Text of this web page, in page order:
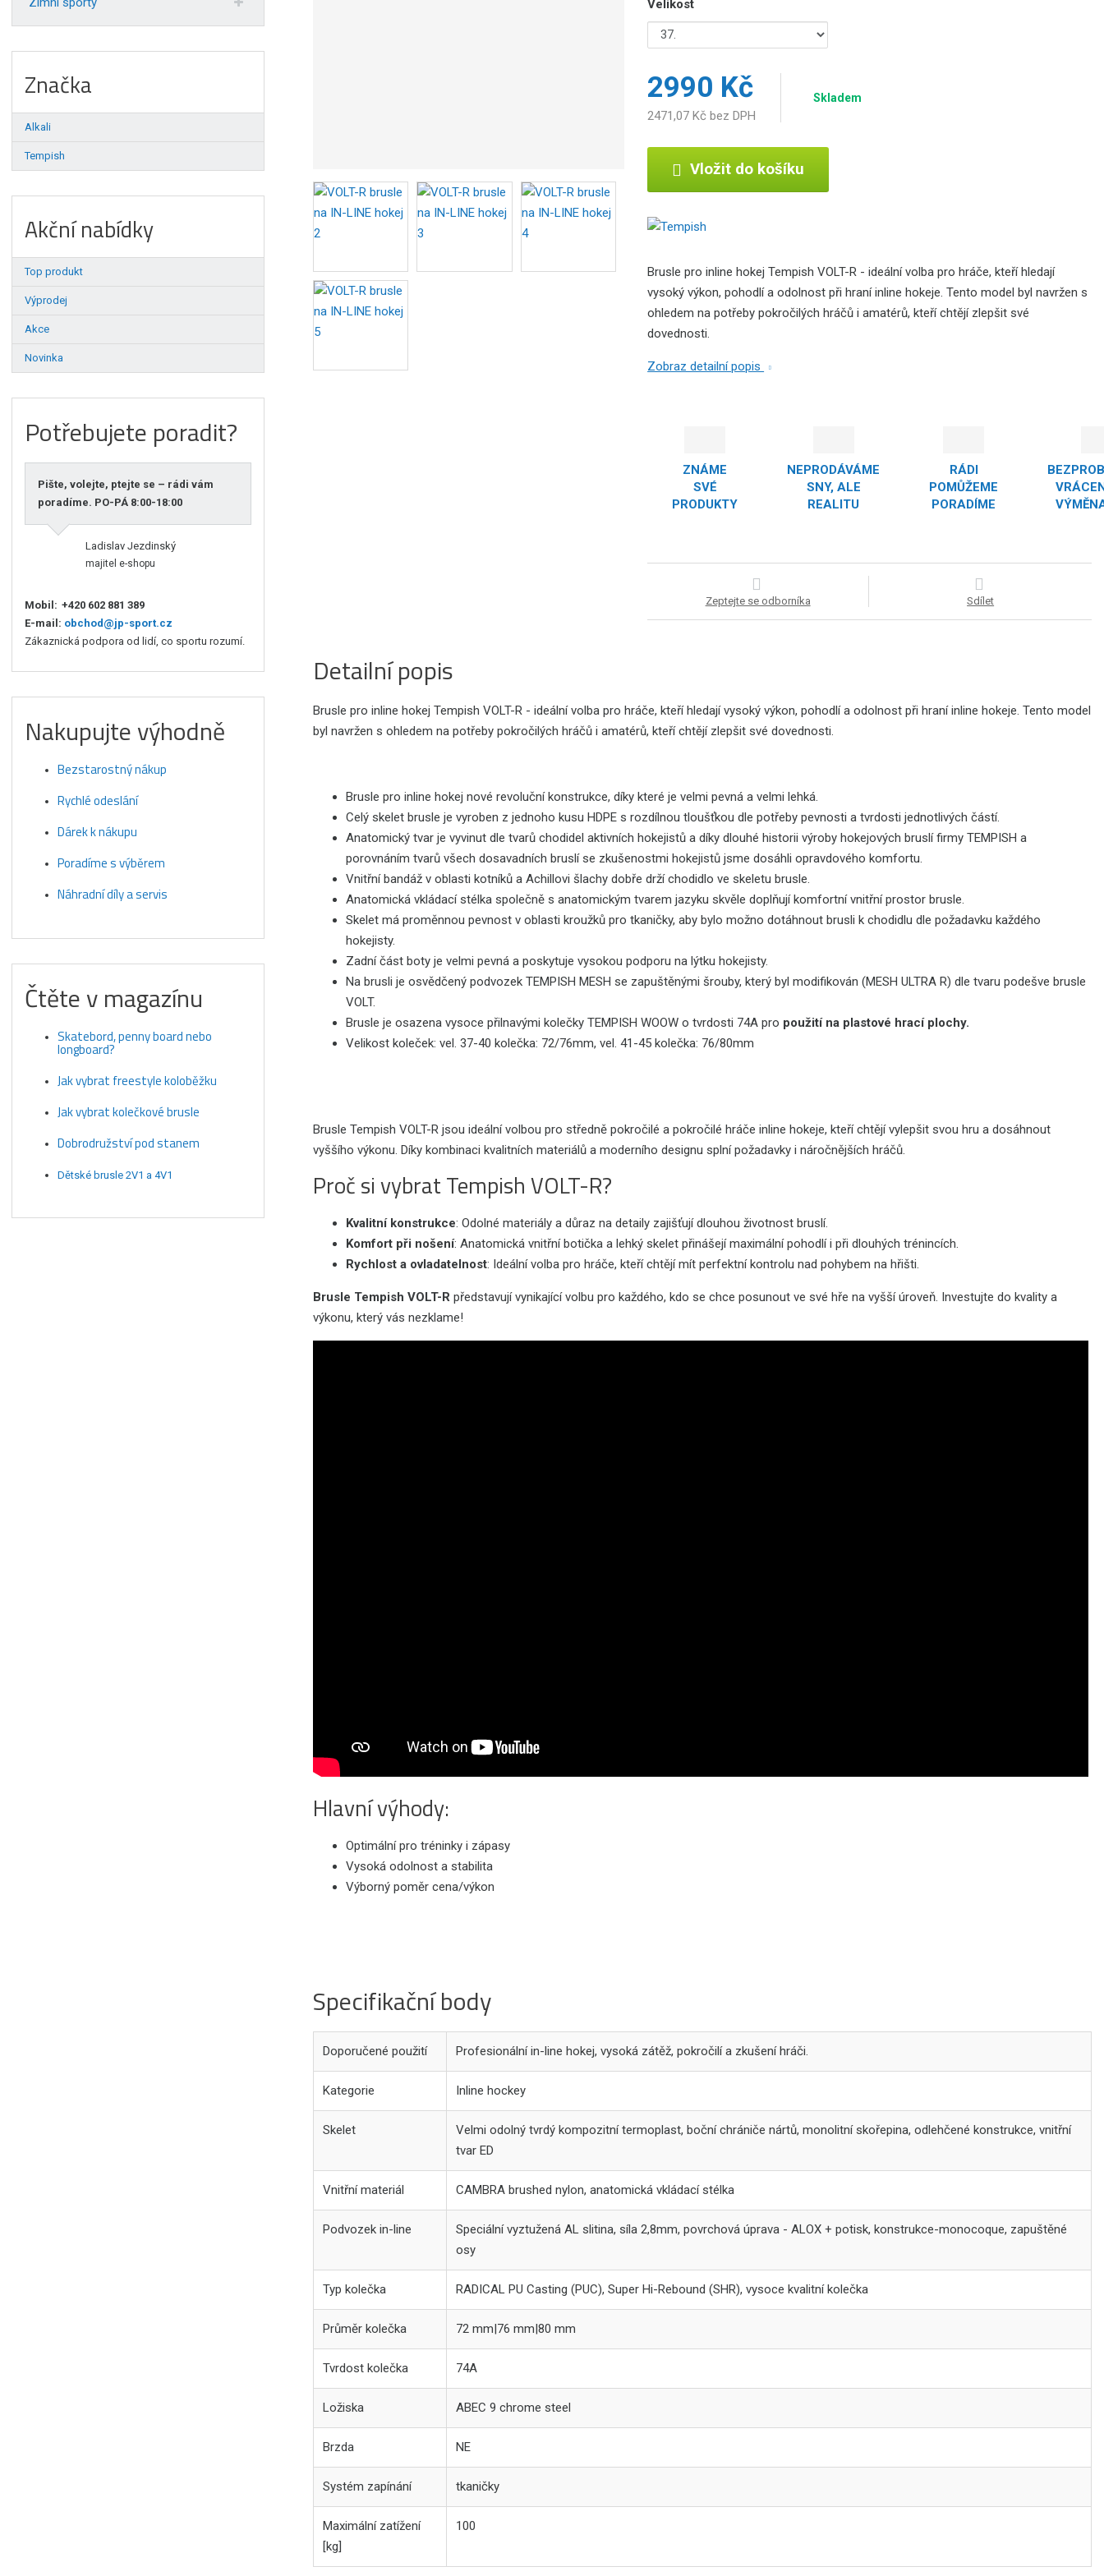
7
8
1
5
Velikost
2990 Kč
2471,07 Kč bez DPH
Skladem
Vložit do košíku
Brusle pro inline hokej Tempish VOLT-R - ideální volba pro hráče, kteří hledají
vysoký výkon, pohodlí a odolnost při hraní inline hokeje. Tento model byl navržen s
ohledem na potřeby pokročilých hráčů i amatérů, kteří chtějí zlepšit své
dovednosti.
Zobraz detailní popis
ZNÁME
SVÉ
PRODUKTY
NEPRODÁVÁME
SNY, ALE
REALITU
RÁDI
POMŮŽEME
PORADÍME
Zeptejte se odborníka Sdílet
Detailní popis
Brusle pro inline hokej Tempish VOLT-R - ideální volba pro hráče, kteří hledají vysoký výkon, pohodlí a odolnost při hraní inline hokeje. Tento model
byl navržen s ohledem na potřeby pokročilých hráčů i amatérů, kteří chtějí zlepšit své dovednosti.
Brusle pro inline hokej nové revoluční konstrukce, díky které je velmi pevná a velmi lehká.
Celý skelet brusle je vyroben z jednoho kusu HDPE s rozdílnou tloušťkou dle potřeby pevnosti a tvrdosti jednotlivých částí.
Anatomický tvar je vyvinut dle tvarů chodidel aktivních hokejistů a díky dlouhé historii výroby hokejových bruslí firmy TEMPISH a
porovnáním tvarů všech dosavadních bruslí se zkušenostmi hokejistů jsme dosáhli opravdového komfortu.
Vnitřní bandáž v oblasti kotníků a Achillovi šlachy dobře drží chodidlo ve skeletu brusle.
Anatomická vkládací stélka společně s anatomickým tvarem jazyku skvěle doplňují komfortní vnitřní prostor brusle.
Skelet má proměnnou pevnost v oblasti kroužků pro tkaničky, aby bylo možno dotáhnout brusli k chodidlu dle požadavku každého
hokejisty.
Zadní část boty je velmi pevná a poskytuje vysokou podporu na lýtku hokejisty.
Na brusli je osvědčený podvozek TEMPISH MESH se zapuštěnými šrouby, který byl modifikován (MESH ULTRA R) dle tvaru podešve brusle
VOLT.
Brusle je osazena vysoce přilnavými kolečky TEMPISH WOOW o tvrdosti 74A pro použití na plastové hrací plochy.
Velikost koleček: vel. 37-40 kolečka: 72/76mm, vel. 41-45 kolečka: 76/80mm
Brusle Tempish VOLT-R jsou ideální volbou pro středně pokročilé a pokročilé hráče inline hokeje, kteří chtějí vylepšit svou hru a dosáhnout
vyššího výkonu. Díky kombinaci kvalitních materiálů a moderního designu splní požadavky i náročnějších hráčů.
Proč si vybrat Tempish VOLT-R?
Kvalitní konstrukce: Odolné materiály a důraz na detaily zajišťují dlouhou životnost bruslí.
Komfort při nošení: Anatomická vnitřní botička a lehký skelet přinášejí maximální pohodlí i při dlouhých trénincích.
Rychlost a ovladatelnost: Ideální volba pro hráče, kteří chtějí mít perfektní kontrolu nad pohybem na hřišti.
Brusle Tempish VOLT-R představují vynikající volbu pro každého, kdo se chce posunout ve své hře na vyšší úroveň. Investujte do kvality a
výkonu, který vás nezklame!
Hlavní výhody:
Optimální pro tréninky i zápasy
Vysoká odolnost a stabilita
Výborný poměr cena/výkon
Specifikační body
Doporučené použití Profesionální in-line hokej, vysoká zátěž, pokročilí a zkušení hráči.
Kategorie Inline hockey
Skelet
Velmi odolný tvrdý kompozitní termoplast, boční chrániče nártů, monolitní skořepina, odlehčené konstrukce, vnitřní
tvar ED
Vnitřní materiál CAMBRA brushed nylon, anatomická vkládací stélka
Podvozek in-line
Speciální vyztužená AL slitina, síla 2,8mm, povrchová úprava - ALOX + potisk, konstrukce-monocoque, zapuštěné
osy
Typ kolečka RADICAL PU Casting (PUC), Super Hi-Rebound (SHR), vysoce kvalitní kolečka
Průměr kolečka 72 mm|76 mm|80 mm
Tvrdost kolečka 74A
Ložiska ABEC 9 chrome steel
Brzda NE
Systém zapínání tkaničky
Maximální zatížení
[kg]
100
Značka
Alkali
Tempish
Akční nabídky
Top produkt
Výprodej
Akce
Novinka
Potřebujete poradit?
Pište, volejte, ptejte se – rádi vám
poradíme. PO-PÁ 8:00-18:00
Ladislav Jezdinský
majitel e-shopu
Mobil: +420 602 881 389
E-mail: obchod@jp-sport.cz
Zákaznická podpora od lidí, co sportu rozumí.
Nakupujte výhodně
Bezstarostný nákup
Rychlé odeslání
Dárek k nákupu
Poradíme s výběrem
Náhradní díly a servis
Čtěte v magazínu
Skatebord, penny board nebo
longboard?
Jak vybrat freestyle koloběžku
Jak vybrat kolečkové brusle
Dobrodružství pod stanem
Dětské brusle 2V1 a 4V1